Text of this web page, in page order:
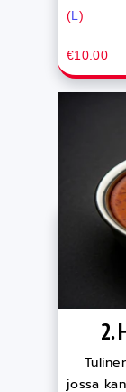
(L)
€10.00
2.
jossa